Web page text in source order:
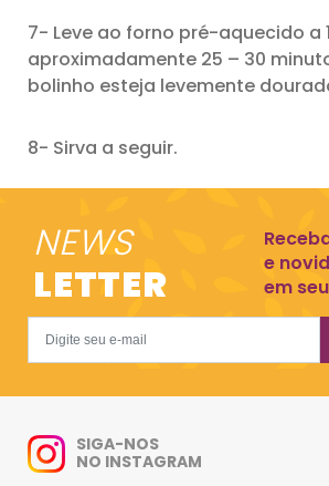
7- Leve ao forno pré-aquecido a
aproximadamente 25 – 30
bolinho esteja levemente
8- Sirva a seguir.
NEWS
LETTER
e
em
SIGA-NOS
NO INSTAGRAM